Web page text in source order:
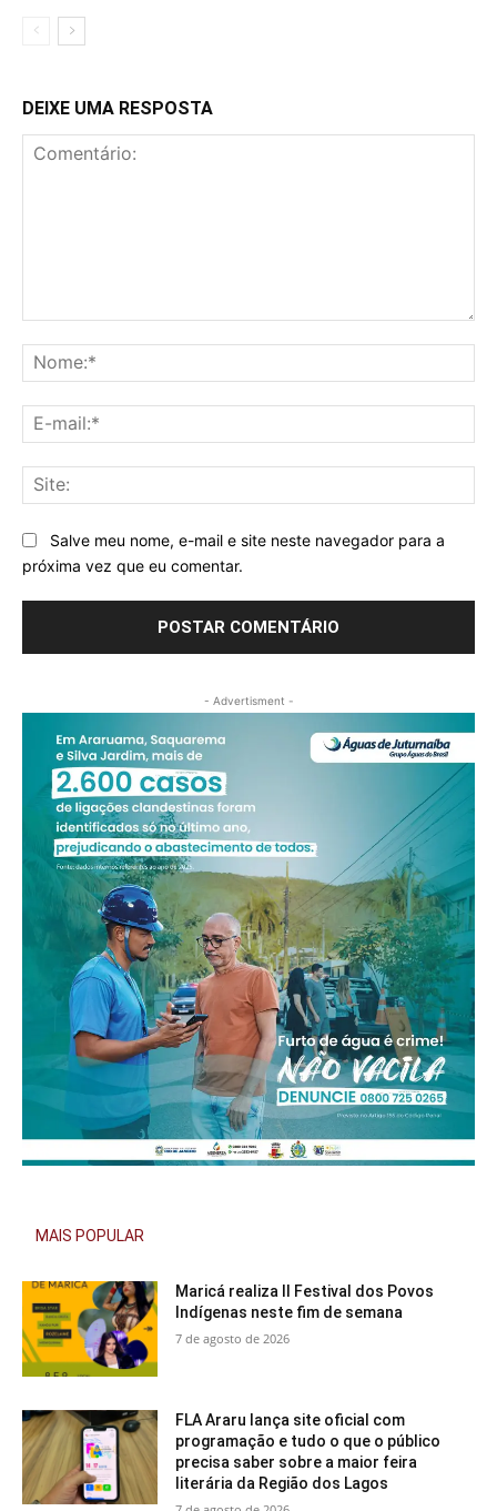
DEIXE UMA RESPOSTA
Salve meu nome, e-mail e site neste navegador para a
próxima vez que eu comentar.
- Advertisment -
MAIS POPULAR
Maricá realiza II Festival dos Povos
Indígenas neste fim de semana
7 de agosto de 2026
FLA Araru lança site oficial com
programação e tudo o que o público
precisa saber sobre a maior feira
literária da Região dos Lagos